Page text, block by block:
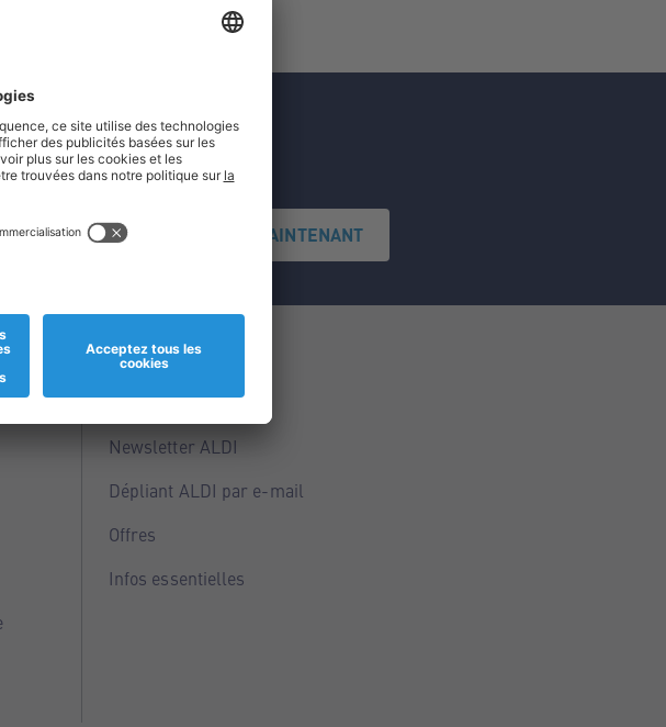
S'INSCRIRE MAINTENANT
Service
Points ALDI
Newsletter ALDI
Dépliant ALDI par e-mail
Offres
Infos essentielles